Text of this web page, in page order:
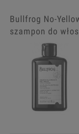
Bullfrog No-
szampon do